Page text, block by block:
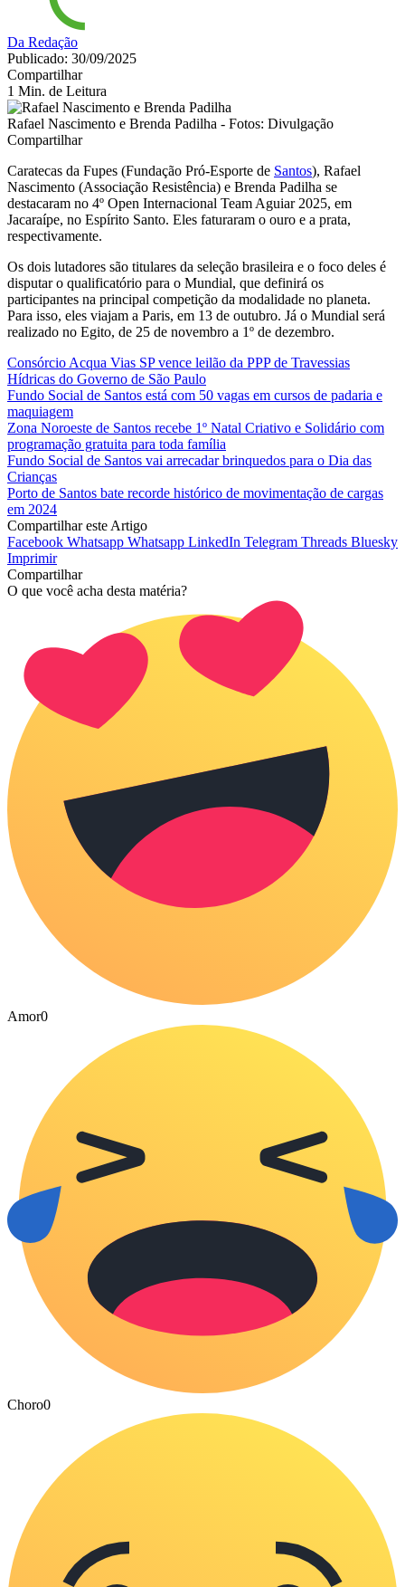
Da Redação
Publicado: 30/09/2025
Compartilhar
1 Min. de Leitura
Rafael Nascimento e Brenda Padilha - Fotos: Divulgação
Compartilhar
Caratecas da Fupes (Fundação Pró-Esporte de Santos), Rafael
Nascimento (Associação Resistência) e Brenda Padilha se
destacaram no 4º Open Internacional Team Aguiar 2025, em
Jacaraípe, no Espírito Santo. Eles faturaram o ouro e a prata,
respectivamente.
Os dois lutadores são titulares da seleção brasileira e o foco deles é
disputar o qualificatório para o Mundial, que definirá os
participantes na principal competição da modalidade no planeta.
Para isso, eles viajam a Paris, em 13 de outubro. Já o Mundial será
realizado no Egito, de 25 de novembro a 1º de dezembro.
Consórcio Acqua Vias SP vence leilão da PPP de Travessias
Hídricas do Governo de São Paulo
Fundo Social de Santos está com 50 vagas em cursos de padaria e
maquiagem
Zona Noroeste de Santos recebe 1º Natal Criativo e Solidário com
programação gratuita para toda família
Fundo Social de Santos vai arrecadar brinquedos para o Dia das
Crianças
Porto de Santos bate recorde histórico de movimentação de cargas
em 2024
Compartilhar este Artigo
Facebook Whatsapp Whatsapp LinkedIn Telegram Threads Bluesky
Imprimir
Compartilhar
O que você acha desta matéria?
Amor0
Choro0